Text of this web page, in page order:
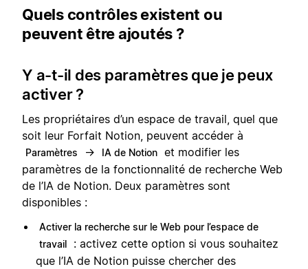
Quels contrôles existent ou
peuvent être ajoutés ?
Y a-t-il des paramètres que je peux
activer ?
Les propriétaires d’un espace de travail, quel que
soit leur Forfait Notion, peuvent accéder à
Paramètres → IA de Notion et modifier les
paramètres de la fonctionnalité de recherche Web
de l’IA de Notion. Deux paramètres sont
disponibles :
Activer la recherche sur le Web pour l’espace de
travail
: activez cette option si vous souhaitez
que l’IA de Notion puisse chercher des